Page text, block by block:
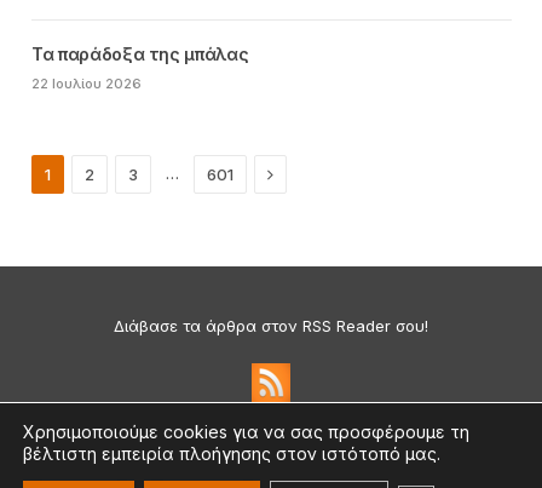
Τα παράδοξα της μπάλας
22 Ιουλίου 2026
1 2 3 … 601 Next
Διάβασε τα άρθρα στον RSS Reader σου!
Πολιτική Απορρήτου & Cookies
Χρησιμοποιούμε cookies για να σας προσφέρουμε τη
βέλτιστη εμπειρία πλοήγησης στον ιστότοπό μας.